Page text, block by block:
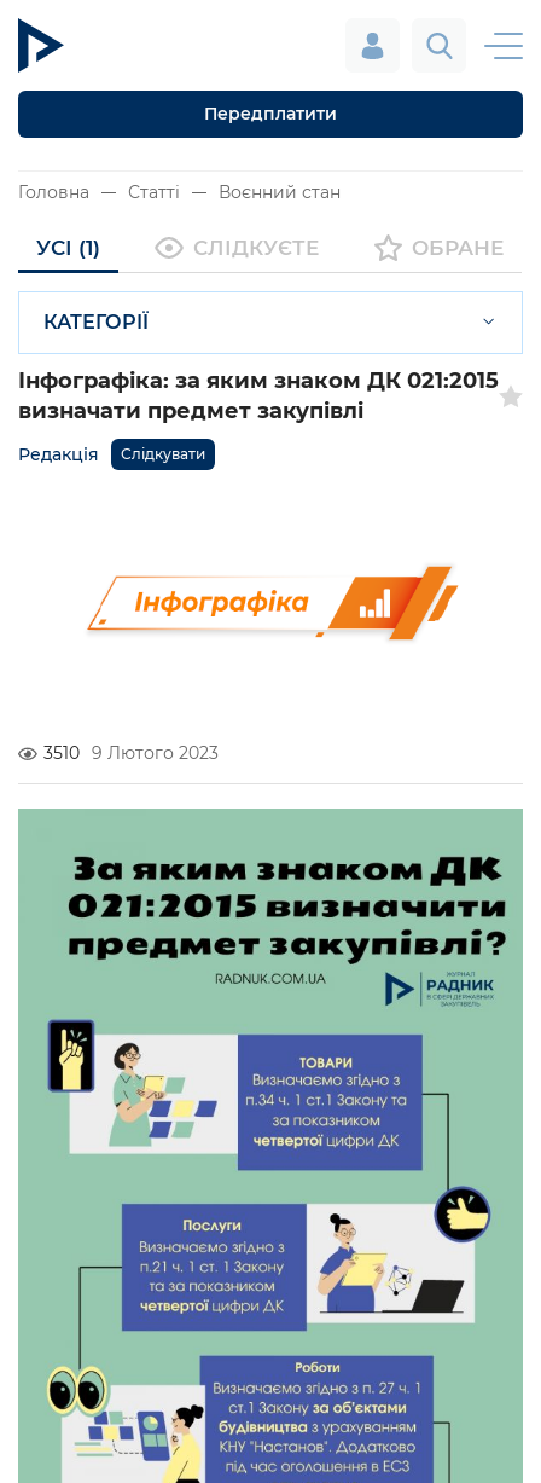
Передплатити
Головна Статті Воєнний стан
УСІ (1) СЛІДКУЄТЕ ОБРАНЕ
КАТЕГОРІЇ
Інфографіка: за яким знаком ДК 021:2015
визначати предмет закупівлі
Редакція Слідкувати
3510 9 Лютого 2023